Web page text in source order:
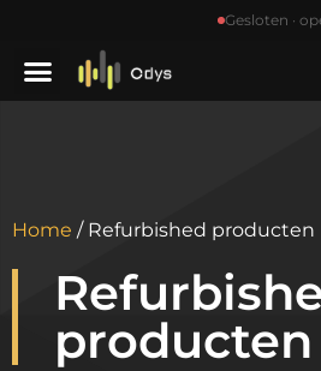
Gesloten ·
Home / Refurbished producten
producten